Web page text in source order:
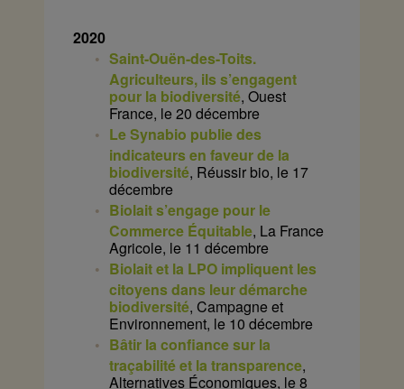
2020
Saint-Ouën-des-Toits.
Agriculteurs, ils s’engagent
pour la biodiversité, Ouest
France, le 20 décembre
Le Synabio publie des
indicateurs en faveur de la
biodiversité, Réussir bio, le 17
décembre
Biolait s’engage pour le
Commerce Équitable, La France
Agricole, le 11 décembre
Biolait et la LPO impliquent les
citoyens dans leur démarche
biodiversité, Campagne et
Environnement, le 10 décembre
Bâtir la confiance sur la
traçabilité et la transparence,
Alternatives Économiques, le 8